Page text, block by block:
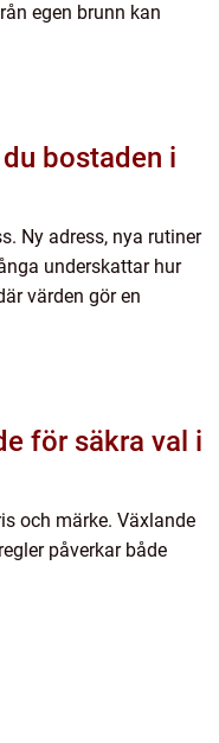
egen brunn kan
Ny adress, nya rutiner
underskattar hur
värden gör en
för säkra val i
och märke. Växlande
påverkar både